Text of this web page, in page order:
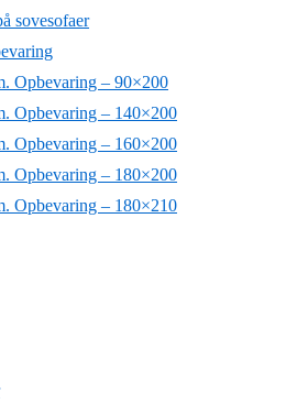
sovesofaer
Opbevaring – 90×200
Opbevaring – 140×200
Opbevaring – 160×200
Opbevaring – 180×200
Opbevaring – 180×210